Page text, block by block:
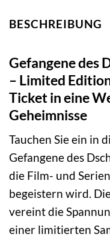
BESCHREIBUNG
Gefangene des
– Limited
Ticket in eine
Geheimnisse
Tauchen Sie ein in
Gefangene des
die Film- und
begeistern wird.
vereint die
einer limitierten